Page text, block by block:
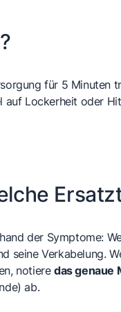
für 5
Lockerheit oder
der Symptome:
seine Verkabelung.
notieredas genaue
ab.